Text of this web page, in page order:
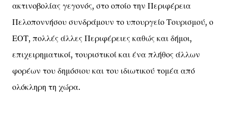
ακτινοβολίας γεγονός, στο οποίο την Περιφέρεια
Πελοποννήσου συνδράμουν το υπουργείο Τουρισμού, ο
ΕΟΤ, πολλές άλλες Περιφέρειες καθώς και δήμοι,
επιχειρηματικοί, τουριστικοί και ένα πλήθος άλλων
φορέων του δημόσιου και του ιδιωτικού τομέα από
ολόκληρη τη χώρα.